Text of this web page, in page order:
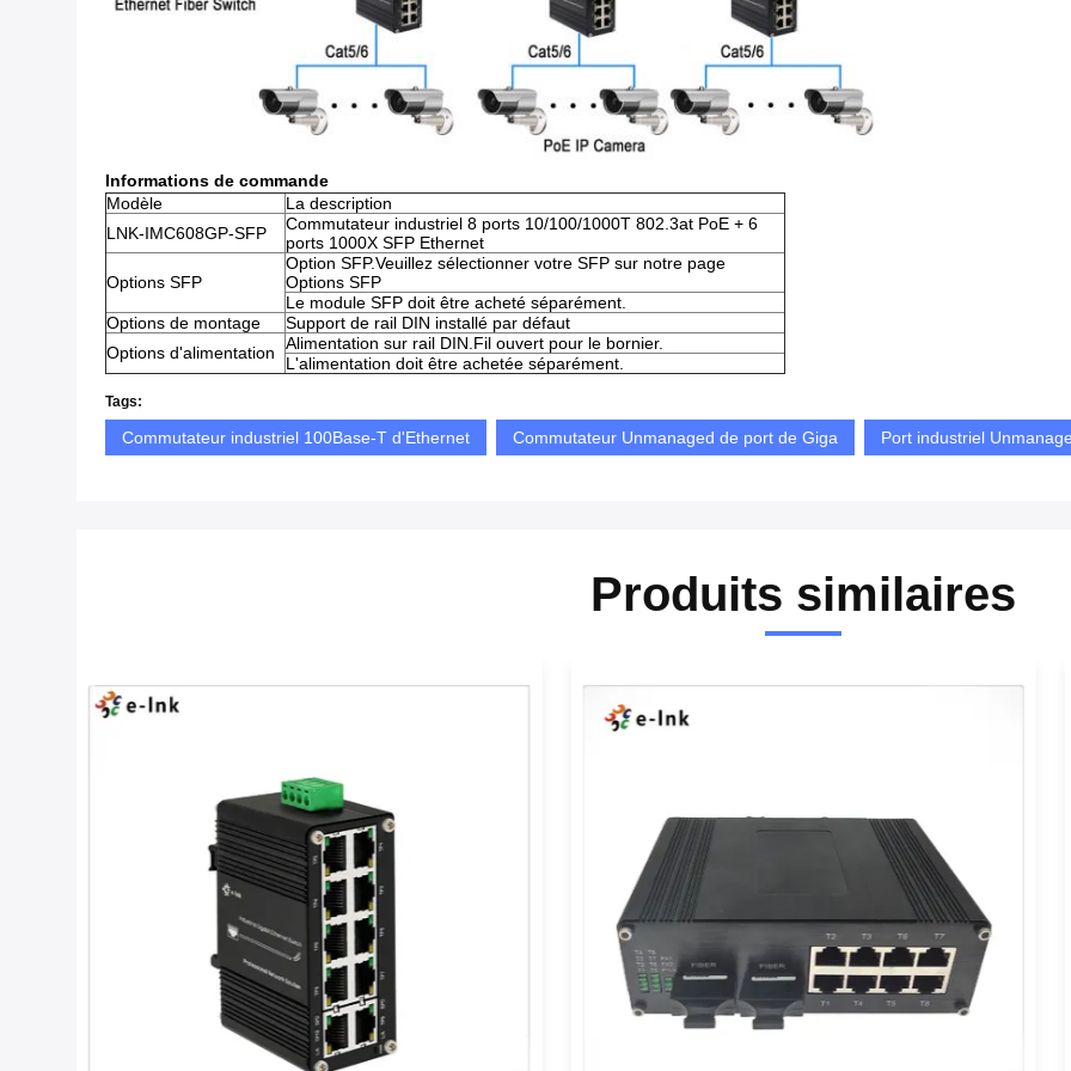
Informations de commande
Modèle
La description
LNK-IMC608GP-SFP
Commutateur industriel 8 ports 10/100/1000T 802.3at PoE + 6
ports 1000X SFP Ethernet
Options SFP
Option SFP.Veuillez sélectionner votre SFP sur notre page
Options SFP
Le module SFP doit être acheté séparément.
Options de montage
Support de rail DIN installé par défaut
Options d'alimentation
Alimentation sur rail DIN.Fil ouvert pour le bornier.
L'alimentation doit être achetée séparément.
Tags:
Commutateur industriel 100Base-T d'Ethernet Commutateur Unmanaged de port de Giga Port industriel
Produits similaires